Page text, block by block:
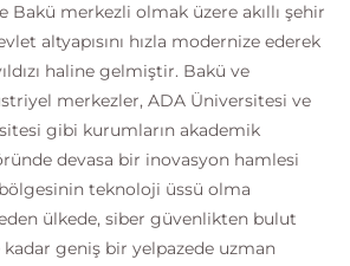
Bakü merkezli olmak üzere akıllı şehir
altyapısını hızla modernize ederek
haline gelmiştir. Bakü ve
merkezler, ADA Üniversitesi ve
gibi kurumların akademik
devasa bir inovasyon hamlesi
bölgesinin teknoloji üssü olma
ülkede, siber güvenlikten bulut
geniş bir yelpazede uzman